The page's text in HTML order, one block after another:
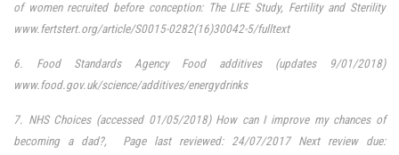
of women recruited before conception: The LIFE Study, Fertility and Sterility
www.fertstert.org/article/S0015-0282(16)30042-5/fulltext
6. Food Standards Agency Food additives (updates 9/01/2018)
www.food.gov.uk/science/additives/energydrinks
7. NHS Choices (accessed 01/05/2018) How can I improve my chances of
becoming a dad?, Page last reviewed: 24/07/2017 Next review due: